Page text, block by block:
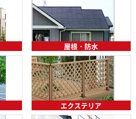
屋根・防水
エクステリア